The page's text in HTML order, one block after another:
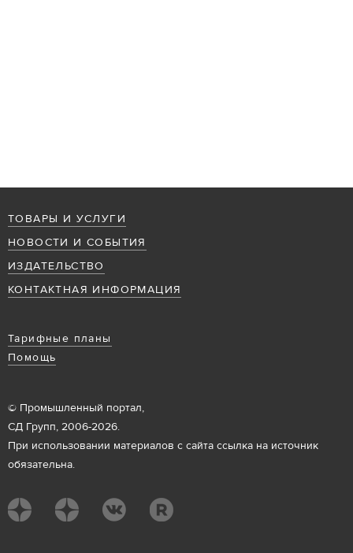
ТОВАРЫ И УСЛУГИ
НОВОСТИ И СОБЫТИЯ
ИЗДАТЕЛЬСТВО
КОНТАКТНАЯ ИНФОРМАЦИЯ
Тарифные планы
Помощь
© Промышленный портал,
СД Групп, 2006-2026.
При использовании материалов с сайта ссылка на источник
обязательна.